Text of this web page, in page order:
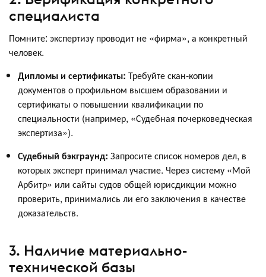
специалиста
Помните: экспертизу проводит не «фирма», а конкретный
человек.
Дипломы и сертификаты: Требуйте скан-копии
документов о профильном высшем образовании и
сертификаты о повышении квалификации по
специальности (например, «Судебная почерковедческая
экспертиза»).
Судебный бэкграунд: Запросите список номеров дел, в
которых эксперт принимал участие. Через систему «Мой
Арбитр» или сайты судов общей юрисдикции можно
проверить, принимались ли его заключения в качестве
доказательств.
3. Наличие материально-
технической базы